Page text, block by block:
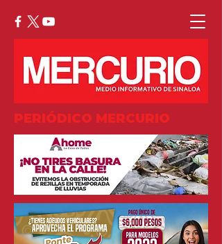
PERIÓDICO MERCURIO